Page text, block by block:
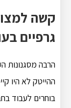
קשה
גרפיים
הרבה מסגנונות
ההייטק לא היו
בוחרים לעבוד